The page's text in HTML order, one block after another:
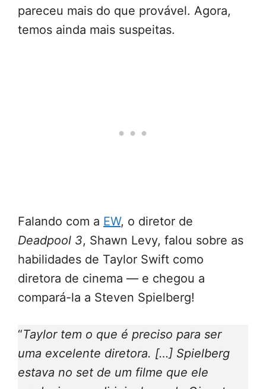
pareceu mais do que provável. Agora,
temos ainda mais suspeitas.
Falando com a EW, o diretor de
Deadpool 3, Shawn Levy, falou sobre as
habilidades de Taylor Swift como
diretora de cinema — e chegou a
compará-la a Steven Spielberg!
“Taylor tem o que é preciso para ser
uma excelente diretora. […] Spielberg
estava no set de um filme que ele